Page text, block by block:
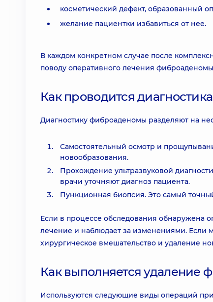
косметический дефект, образованный
желание пациентки избавиться от нее.
В каждом конкретном случае после
поводу оперативного лечения
Как проводится
Диагностику фиброаденомы разделяют на
Самостоятельный осмотр и
новообразования.
Прохождение ультразвуковой
врачи уточняют диагноз пациента.
Пункционная биопсия. Это самый
Если в процессе обследования обнаружена
лечение и наблюдает за изменениями. Если
хирургическое вмешательство и удаление
Как выполняется удаление
Используются следующие виды операций